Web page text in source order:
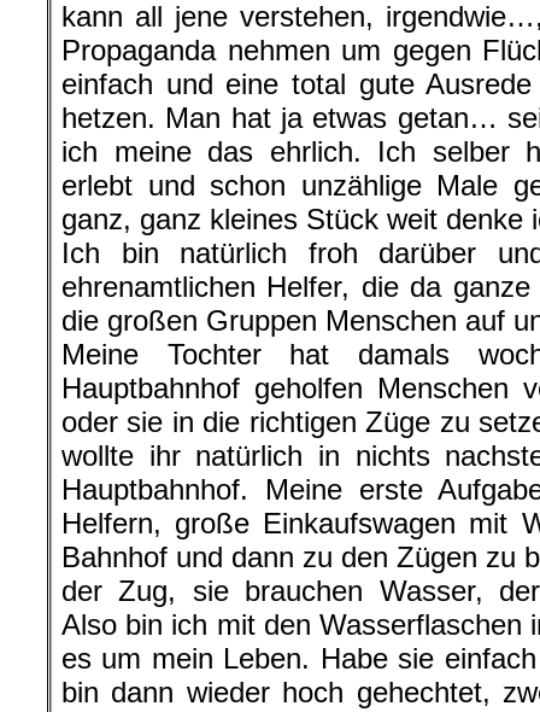
kann all jene verstehen,
Propaganda nehmen um gegen
einfach und eine total gute
hetzen. Man hat ja etwas getan…
ich meine das ehrlich. Ich selber
erlebt und schon unzählige Male
ganz, ganz kleines Stück weit denke
Ich bin natürlich froh darüber
ehrenamtlichen Helfer, die da
die großen Gruppen Menschen auf
Meine Tochter hat damals
Hauptbahnhof geholfen Menschen
oder sie in die richtigen Züge zu
wollte ihr natürlich in nichts
Hauptbahnhof. Meine erste
Helfern, große Einkaufswagen mit
Bahnhof und dann zu den Zügen zu
der Zug, sie brauchen Wasser,
Also bin ich mit den Wasserflaschen
es um mein Leben. Habe sie
bin dann wieder hoch gehechtet,